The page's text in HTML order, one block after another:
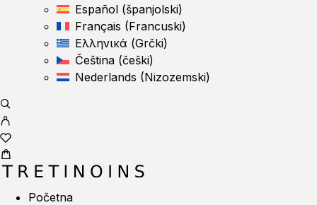
Español (španjolski)
Français (Francuski)
Ελληνικά (Grčki)
Čeština (češki)
Nederlands (Nizozemski)
Početna